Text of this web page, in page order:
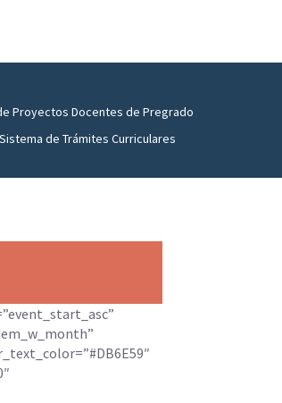
Proyectos Docentes de Pregrado
Sistema de Trámites Curriculares